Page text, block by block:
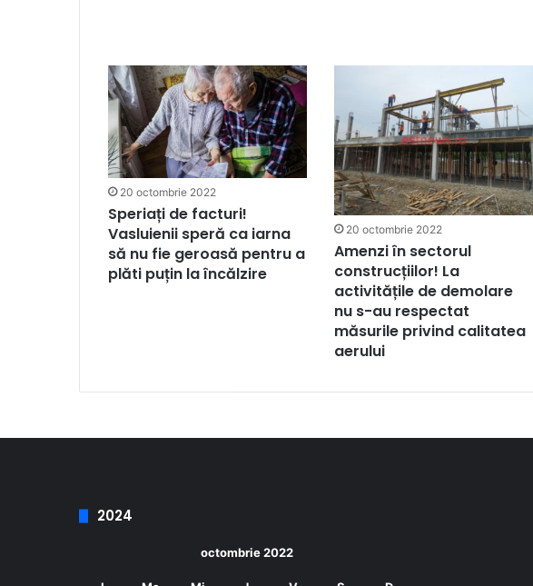
20 octombrie 2022
Speriați de facturi!
Vasluienii speră ca iarna
să nu fie geroasă pentru a
plăti puțin la încălzire
20 octombrie 2022
Amenzi în sectorul
construcțiilor! La
activitățile de demolare
nu s-au respectat
măsurile privind calitatea
aerului
2024
octombrie 2022